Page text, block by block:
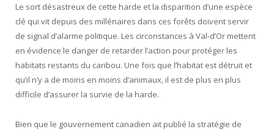
Le sort désastreux de cette harde et la disparition d’une espèce
clé qui vit depuis des millénaires dans ces forêts doivent servir
de signal d’alarme politique. Les circonstances à Val-d’Or mettent
en évidence le danger de retarder l’action pour protéger les
habitats restants du caribou. Une fois que l’habitat est détruit et
qu’il n’y a de moins en moins d’animaux, il est de plus en plus
difficile d’assurer la survie de la harde.
Bien que le gouvernement canadien ait publié la stratégie de